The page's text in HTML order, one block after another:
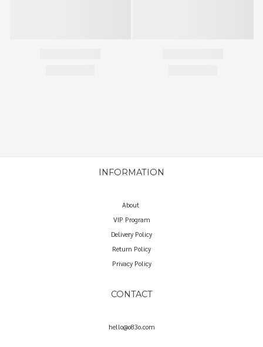
INFORMATION
About
VIP Program
Delivery Policy
Return Policy
Privacy Policy
CONTACT
hello@o83o.com